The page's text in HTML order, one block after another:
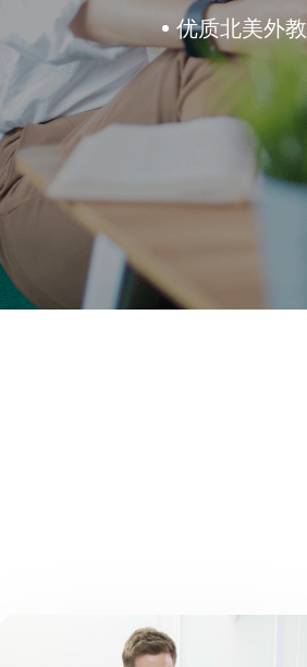
如何上课
龚亚夫教授
Dino阅读馆加盟
优质北美外教